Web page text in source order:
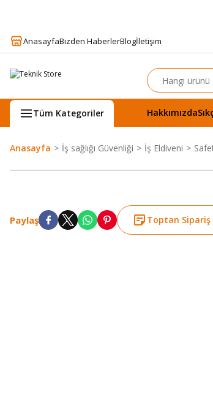
AnasayfaBizden HaberlerBlogİletişim
Tüm Kategoriler Hakkımızda
Anasayfa İş sağlığı Güvenliği İş Eldiveni
Paylaş Toptan Sipariş